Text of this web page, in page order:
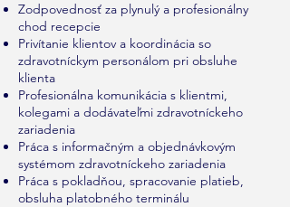
Zodpovednosť za plynulý a profesionálny
chod recepcie
Privítanie klientov a koordinácia so
zdravotníckym personálom pri obsluhe
klienta
Profesionálna komunikácia s klientmi,
kolegami a dodávateľmi zdravotníckeho
zariadenia
Práca s informačným a objednávkovým
systémom zdravotníckeho zariadenia
Práca s pokladňou, spracovanie platieb,
obsluha platobného terminálu